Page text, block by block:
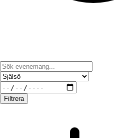
Filtrera